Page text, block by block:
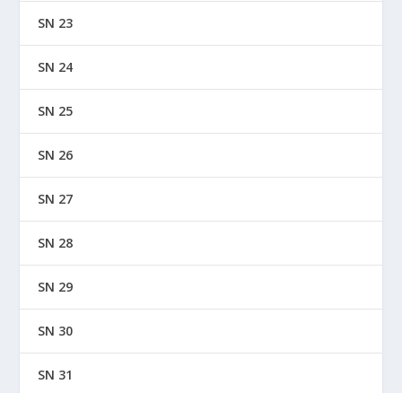
SN 23
SN 24
SN 25
SN 26
SN 27
SN 28
SN 29
SN 30
SN 31